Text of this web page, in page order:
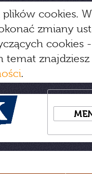
cookies.
zmiany
cookies
temat
.